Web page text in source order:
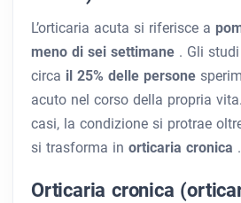
L’orticaria acuta si riferisce a
meno di sei settimane . Gli
circa il 25% delle persone
acuto nel corso della propria
casi, la condizione si protrae
si trasforma in orticaria cronica .
Orticaria cronica